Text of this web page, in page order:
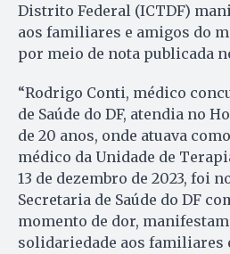
Distrito Federal (ICTDF)
aos familiares e amigos do
por meio de nota publicada
“Rodrigo Conti, médico
de Saúde do DF, atendia no
de 20 anos, onde atuava
médico da Unidade de
13 de dezembro de 2023, foi
Secretaria de Saúde do DF
momento de dor,
solidariedade aos familiares